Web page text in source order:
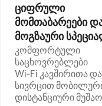
ციფრული
მომთაბარეები
მოგზაური
კომფორტული
საცხოვრებლები
Wi‑Fi კავშირითა
სივრცით
დისტანციური